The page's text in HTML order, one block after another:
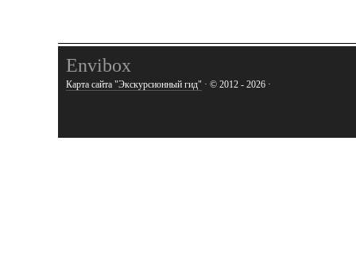
Envibox
Карта сайта "Экскурсионный гид" · © 2012 - 2026 ·